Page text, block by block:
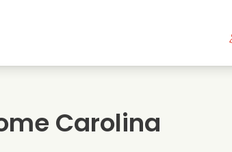
Romantiska serier
Carolina